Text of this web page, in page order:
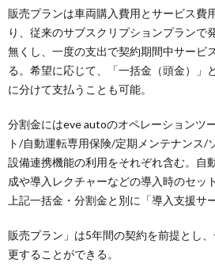
販売プランは車両購入費用とサービス費
り、従来のサブスクリプションプランで
無くし、一度の支出で契約期間中サービ
る。希望に応じて、「一括金（頭金）」
に分けて支払うことも可能。
分割金にはeve autoのオペレーションツ
ト/自動運転専用保険/定期メンテナンス/
設備連携機能の利用をそれぞれ含む。自
成や導入レクチャーなどの導入時のセッ
上記一括金・分割金と別に「導入支援サ
販売プラン」は5年間の契約を前提とし
更することができる。